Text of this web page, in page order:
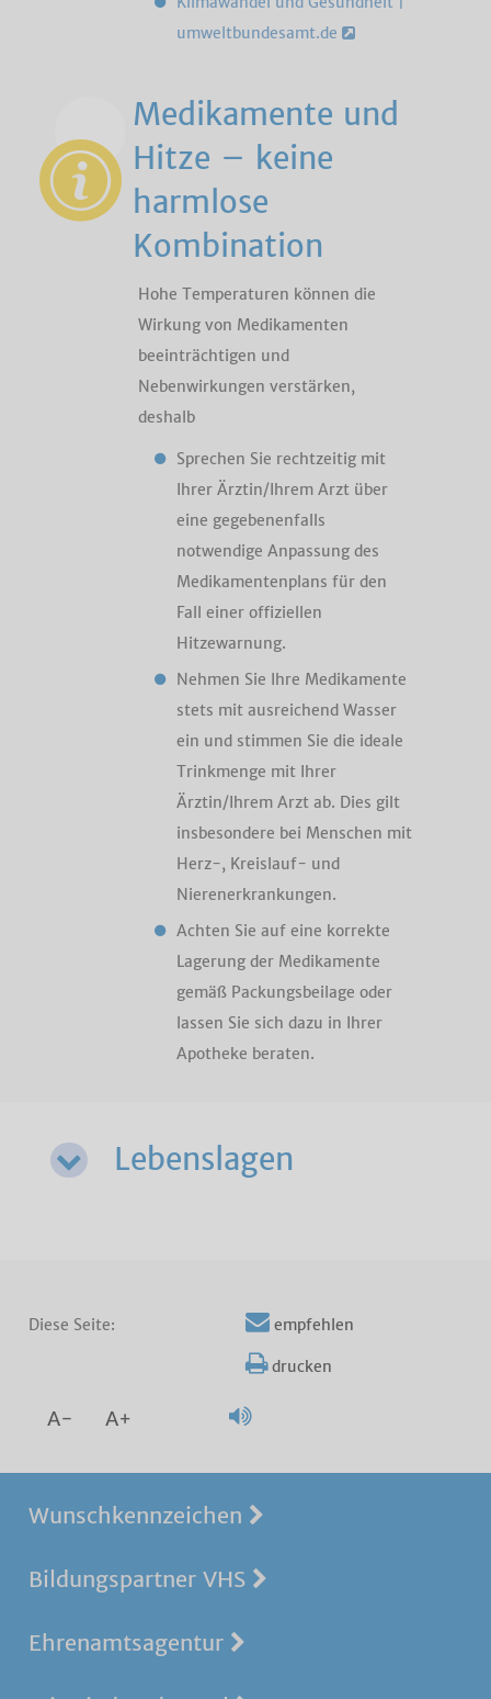
umweltbundesamt.de
Medikamente und
Hitze – keine
harmlose
Kombination
Hohe Temperaturen können die
Wirkung von Medikamenten
beeinträchtigen und
Nebenwirkungen verstärken,
deshalb
Sprechen Sie rechtzeitig mit
Ihrer Ärztin/Ihrem Arzt über
eine gegebenenfalls
notwendige Anpassung des
Medikamentenplans für den
Fall einer offiziellen
Hitzewarnung.
Nehmen Sie Ihre Medikamente
stets mit ausreichend Wasser
ein und stimmen Sie die ideale
Trinkmenge mit Ihrer
Ärztin/Ihrem Arzt ab. Dies gilt
insbesondere bei Menschen mit
Herz-, Kreislauf- und
Nierenerkrankungen.
Achten Sie auf eine korrekte
Lagerung der Medikamente
gemäß Packungsbeilage oder
lassen Sie sich dazu in Ihrer
Apotheke beraten.
Lebenslagen
Diese Seite: empfehlen
drucken
A- A+
Wunschkennzeichen
Bildungspartner VHS
Ehrenamtsagentur